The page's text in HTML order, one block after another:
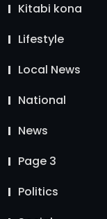
Kitabi kona
Lifestyle
Local News
National
News
Page 3
Politics